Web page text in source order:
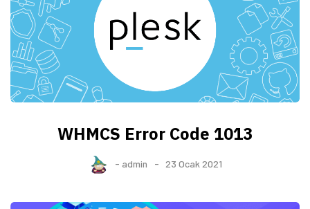
WHMCS Error Code 1013
- admin 23 Ocak 2021